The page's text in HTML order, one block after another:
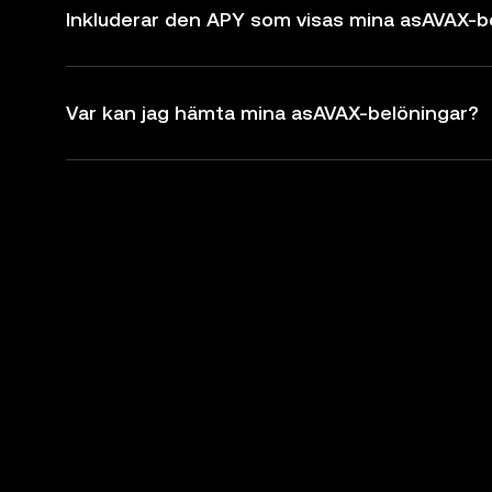
Inkluderar den APY som visas mina asAVAX-
Var kan jag hämta mina asAVAX-belöningar?